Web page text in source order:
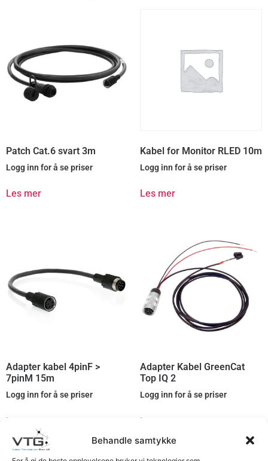
Behandle samtykke
Patch Cat.6 svart 3m
Logg inn for å se priser
Les mer
Kabel for Monitor RLED 10m
Logg inn for å se priser
Les mer
Adapter kabel 4pinF >
7pinM 15m
Logg inn for å se priser
Les mer
Adapter Kabel GreenCat
Top IQ 2
Logg inn for å se priser
Les mer